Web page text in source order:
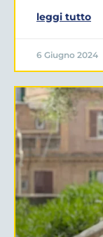
leggi tutto
6 Giugno 2024